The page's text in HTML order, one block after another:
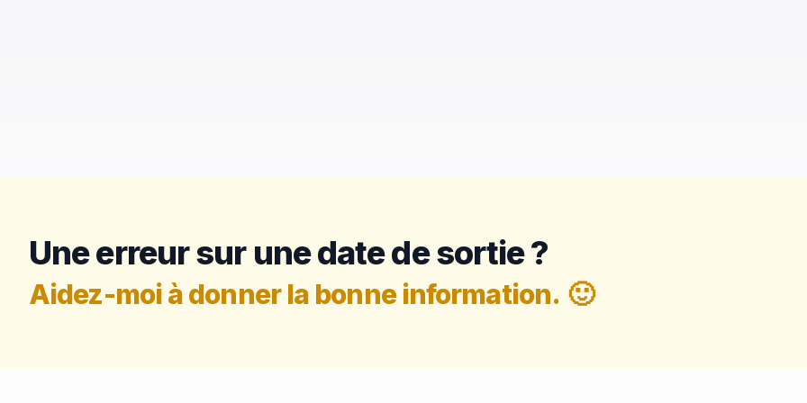
Une erreur sur une date de sortie ?
Aidez-moi à donner la bonne information. 🙂